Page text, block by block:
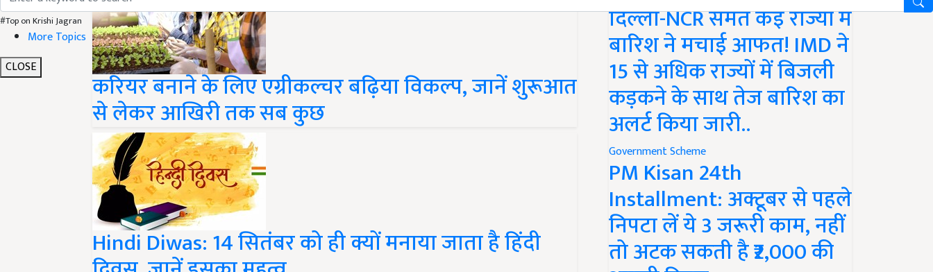
#Top on Krishi Jagran
More Topics
CLOSE
करियर बनाने के लिए एग्रीकल्चर बढ़िया विकल्प, जानें शुरूआत
से लेकर आखिरी तक सब कुछ
Hindi Diwas: 14 सितंबर को ही क्यों मनाया जाता है हिंदी
दिल्ली-NCR समेत कई राज्यों में
बारिश ने मचाई आफत! IMD ने
15 से अधिक राज्यों में बिजली
कड़कने के साथ तेज बारिश का
अलर्ट किया जारी..
Government Scheme
PM Kisan 24th
Installment: अक्टूबर से पहले
निपटा लें ये 3 जरूरी काम, नहीं
तो अटक सकती है ₹2,000 की